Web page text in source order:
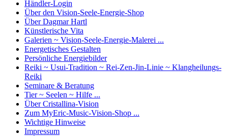
Händler-Login
Über den Vision-Seele-Energie-Shop
Über Dagmar Hartl
Künstlerische Vita
Galerien ~ Vision-Seele-Energie-Malerei ...
Energetisches Gestalten
Persönliche Energiebilder
Reiki ~ Usui-Tradition ~ Rei-Zen-Jin-Linie ~ Klangheilungs-
Reiki
Seminare & Beratung
Tier ~ Seelen ~ Hilfe ...
Über Cristallina-Vision
Zum MyEric-Music-Vision-Shop ...
Wichtige Hinweise
Impressum